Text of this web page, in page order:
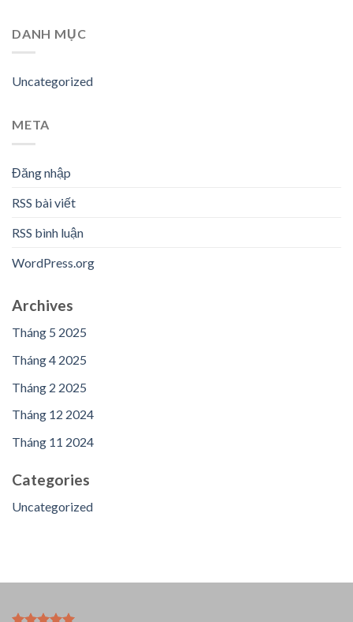
DANH MỤC
Uncategorized
META
Đăng nhập
RSS bài viết
RSS bình luận
WordPress.org
Archives
Tháng 5 2025
Tháng 4 2025
Tháng 2 2025
Tháng 12 2024
Tháng 11 2024
Categories
Uncategorized